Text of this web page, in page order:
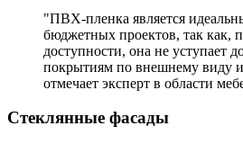
"ПВХ-пленка является
бюджетных проектов, так как,
доступности, она не уступает
покрытиям по внешнему виду
отмечает эксперт в области
Стеклянные фасады